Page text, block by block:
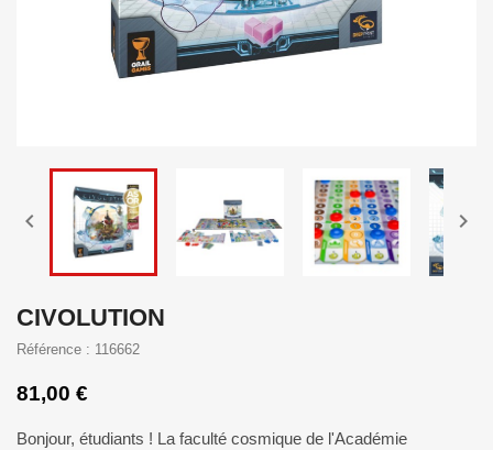
 
CIVOLUTION
Référence : 116662
81,00 €
Bonjour, étudiants ! La faculté cosmique de l'Académie